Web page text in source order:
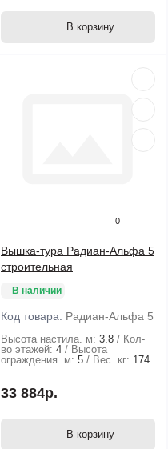
В корзину
0
Вышка-тура Радиан-Альфа 5
строительная
В наличии
Код товара: Радиан-Альфа 5
Высота настила. м: 3.8
Кол-
во этажей: 4
Высота
ограждения. м: 5 Вес. кг: 174
33 884р.
В корзину